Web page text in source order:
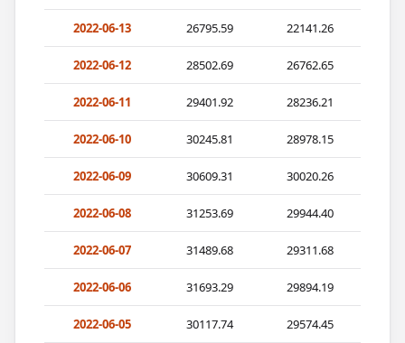
2022-06-13 26795.59 22141.26
2022-06-12 28502.69 26762.65
2022-06-11 29401.92 28236.21
2022-06-10 30245.81 28978.15
2022-06-09 30609.31 30020.26
2022-06-08 31253.69 29944.40
2022-06-07 31489.68 29311.68
2022-06-06 31693.29 29894.19
2022-06-05 30117.74 29574.45